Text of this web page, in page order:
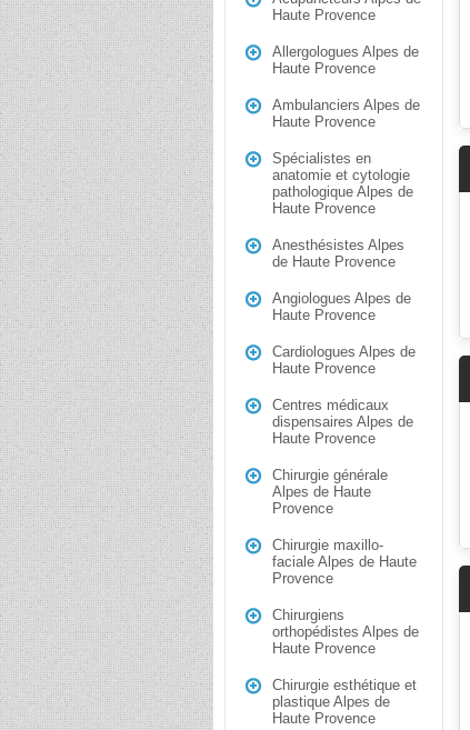
Haute Provence
Allergologues Alpes de
Haute Provence
Ambulanciers Alpes de
Haute Provence
Spécialistes en
anatomie et cytologie
pathologique Alpes de
Haute Provence
Anesthésistes Alpes
de Haute Provence
Angiologues Alpes de
Haute Provence
Cardiologues Alpes de
Haute Provence
Centres médicaux
dispensaires Alpes de
Haute Provence
Chirurgie générale
Alpes de Haute
Provence
Chirurgie maxillo-
faciale Alpes de Haute
Provence
Chirurgiens
orthopédistes Alpes de
Haute Provence
Chirurgie esthétique et
plastique Alpes de
Haute Provence